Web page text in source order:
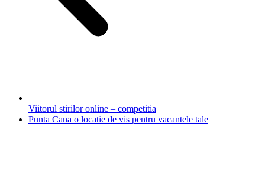
Viitorul stirilor online – competitia
Punta Cana o locatie de vis pentru vacantele tale